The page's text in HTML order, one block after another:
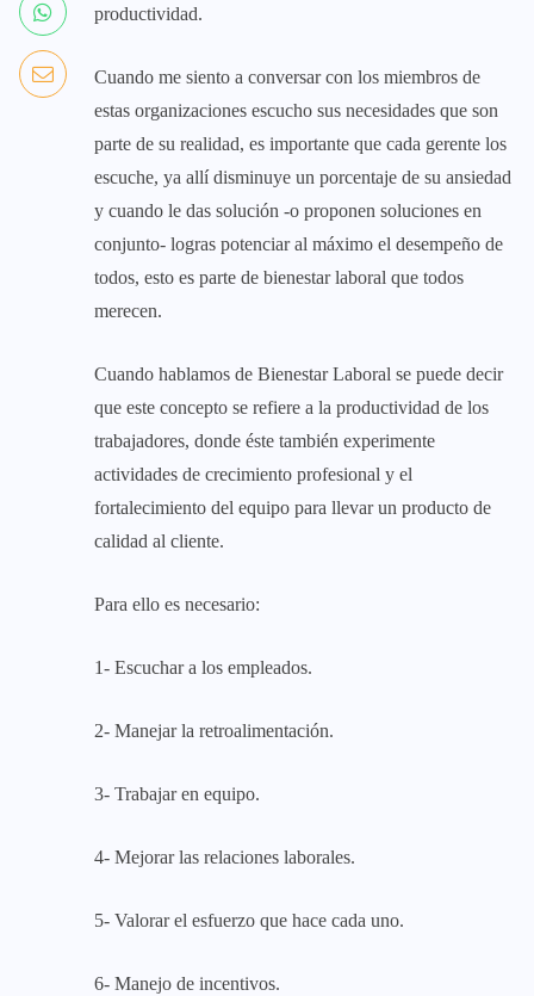
productividad.
Cuando me siento a conversar con los miembros de
estas organizaciones escucho sus necesidades que son
parte de su realidad, es importante que cada gerente los
escuche, ya allí disminuye un porcentaje de su ansiedad
y cuando le das solución -o proponen soluciones en
conjunto- logras potenciar al máximo el desempeño de
todos, esto es parte de bienestar laboral que todos
merecen.
Cuando hablamos de Bienestar Laboral se puede decir
que este concepto se refiere a la productividad de los
trabajadores, donde éste también experimente
actividades de crecimiento profesional y el
fortalecimiento del equipo para llevar un producto de
calidad al cliente.
Para ello es necesario:
1- Escuchar a los empleados.
2- Manejar la retroalimentación.
3- Trabajar en equipo.
4- Mejorar las relaciones laborales.
5- Valorar el esfuerzo que hace cada uno.
6- Manejo de incentivos.